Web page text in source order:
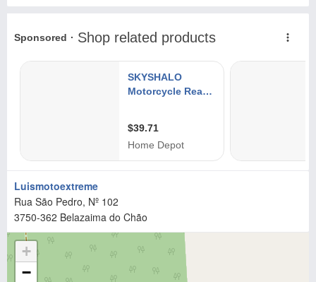
Luismotoextreme
Rua São Pedro, Nº 102
3750-362 Belazaima do Chão
+
−